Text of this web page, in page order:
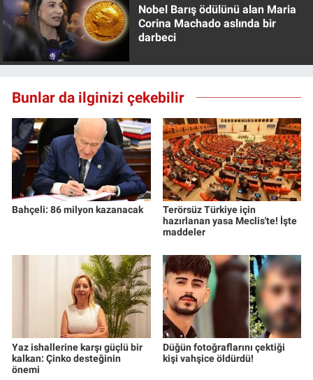
Nobel Barış ödülünü alan Maria
Corina Machado aslında bir
darbeci
Bunlar da ilginizi çekebilir
Bahçeli: 86 milyon kazanacak
Terörsüz Türkiye için
hazırlanan yasa Meclis'te! İşte
maddeler
Yaz ishallerine karşı güçlü bir
kalkan: Çinko desteğinin
önemi
Düğün fotoğraflarını çektiği
kişi vahşice öldürdü!
Türkiye'nin Gündemi
Yerel Gündem
Canlı Yayın